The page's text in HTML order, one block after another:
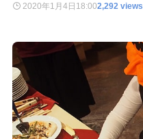
2020年1月4日 18:002,292 views